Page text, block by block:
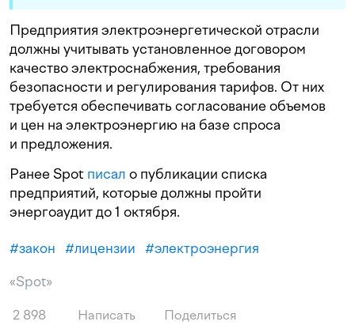
Предприятия электроэнергетической отрасли
должны учитывать установленное договором
качество электроснабжения, требования
безопасности и регулирования тарифов. От них
требуется обеспечивать согласование объемов
и цен на электроэнергию на базе спроса
и предложения.
Ранее Spot писал о публикации списка
предприятий, которые должны пройти
энергоаудит до 1 октября.
#закон #лицензии #электроэнергия
«Spot»
2 898 Написать Поделиться